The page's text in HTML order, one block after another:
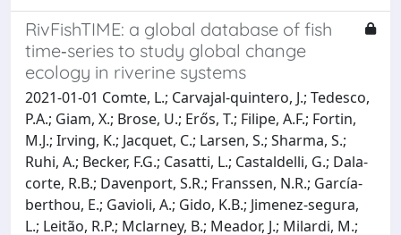
RivFishTIME: a global database of fish
time‐series to study global change
ecology in riverine systems
2021-01-01 Comte, L.; Carvajal‐quintero, J.; Tedesco,
P.A.; Giam, X.; Brose, U.; Erős, T.; Filipe, A.F.; Fortin,
M.J.; Irving, K.; Jacquet, C.; Larsen, S.; Sharma, S.;
Ruhi, A.; Becker, F.G.; Casatti, L.; Castaldelli, G.; Dala‐
corte, R.B.; Davenport, S.R.; Franssen, N.R.; García‐
berthou, E.; Gavioli, A.; Gido, K.B.; Jimenez‐segura,
L.; Leitão, R.P.; Mclarney, B.; Meador, J.; Milardi, M.;